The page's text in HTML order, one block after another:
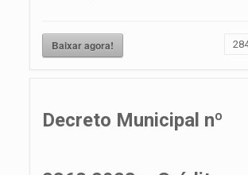
Baixar agora!
Decreto Municipal nº